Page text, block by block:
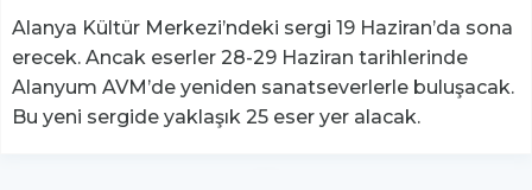
Alanya Kültür Merkezi’ndeki sergi 19 Haziran’da sona
erecek. Ancak eserler 28-29 Haziran tarihlerinde
Alanyum AVM’de yeniden sanatseverlerle buluşacak.
Bu yeni sergide yaklaşık 25 eser yer alacak.